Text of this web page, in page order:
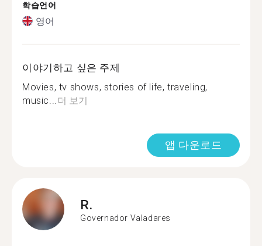
학습언어
영어
이야기하고 싶은 주제
Movies, tv shows, stories of life, traveling,
music... 더 보기
앱 다운로드
R.
Governador Valadares